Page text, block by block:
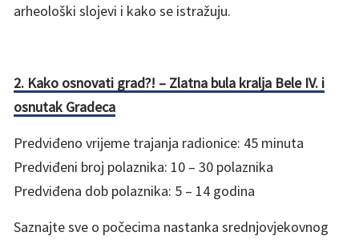
arheološki slojevi i kako se istražuju.
2. Kako osnovati grad?! – Zlatna bula kralja Bele IV. i
osnutak Gradeca
Predviđeno vrijeme trajanja radionice: 45 minuta
Predviđeni broj polaznika: 10 – 30 polaznika
Predviđena dob polaznika: 5 – 14 godina
Saznajte sve o počecima nastanka srednjovjekovnog